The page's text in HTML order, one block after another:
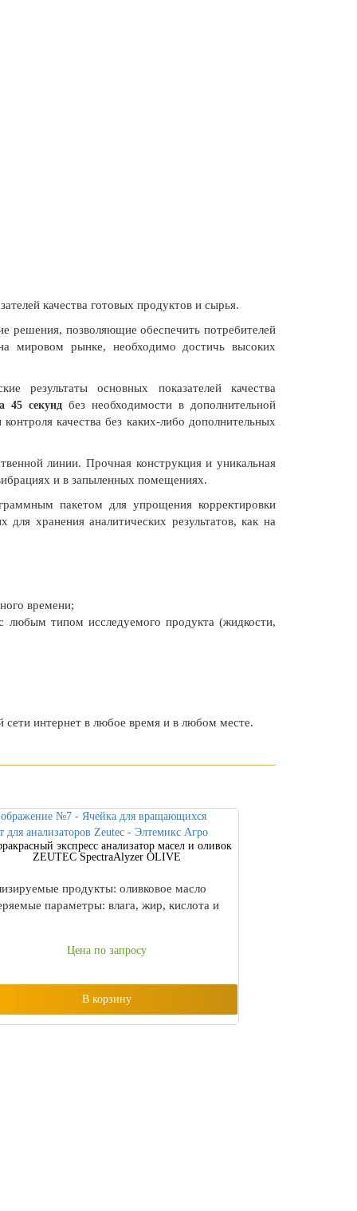
качества готовых продуктов и сырья.
решения, позволяющие обеспечить потребителей
мировом рынке, необходимо достичь высоких
результаты основных показателей качества
45 секунд без необходимости в дополнительной
качества без каких-либо дополнительных
линии. Прочная конструкция и уникальная
и в запыленных помещениях.
пакетом для упрощения корректировки
хранения аналитических результатов, как на
времени;
любым типом исследуемого продукта (жидкости,
сети интернет в любое время и в любом месте.
экспресс анализатор масел и оливок
ZEUTEC SpectraAlyzer OLIVE
продукты: оливковое масло
параметры: влага, жир, кислота и
Цена по запросу
В корзину